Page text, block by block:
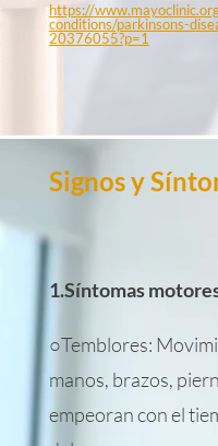
https://
conditions/parkinsons-
20376055?p=1
Signos y
1.Síntomas
○Temblores:
manos, brazos,
empeoran con el